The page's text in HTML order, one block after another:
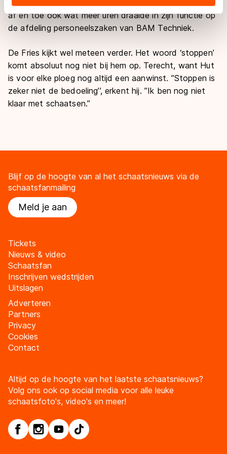
landen buiten de EU, zoals de VS, waar mogelijk geen
adequaat beschermingsniveau geldt volgens de GDPR.
Door op ‘Toestaan’ te klikken, stemt u in met deze
minste winter draai sinds ik A-rijder ben’’, vindt Hut, die
af en toe ook wat meer uren draaide in zijn functie op
de afdeling personeelszaken van BAM Techniek.
De Fries kijkt wel meteen verder. Het woord ‘stoppen’
komt absoluut nog niet bij hem op. Terecht, want Hut
is voor elke ploeg nog altijd een aanwinst. ’’Stoppen is
zeker niet de bedoeling’’, erkent hij. ’’Ik ben nog niet
klaar met schaatsen.’’
Blijf op de hoogte van al het schaatsnieuws via de
schaatsfanmailing
Meld je aan
Tickets
Nieuws & video
Schaatsfan
Inschrijven wedstrijden
Uitslagen
Adverteren
Partners
Privacy
Cookies
Contact
Altijd op de hoogte van het laatste schaatsnieuws?
Volg ons ook op social media voor alle leuke
schaatsfoto's, video's en meer!